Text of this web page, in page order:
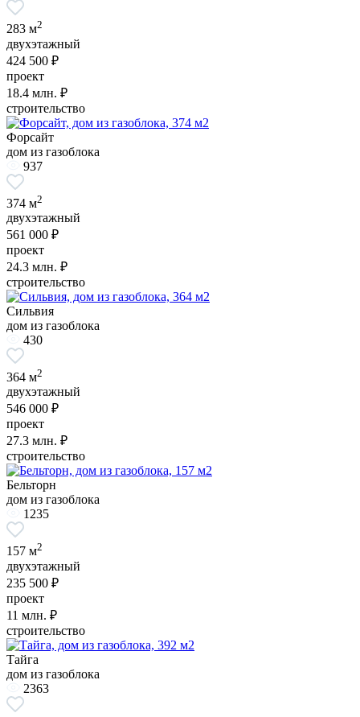
283 м2
двухэтажный
424 500 ₽
проект
18.4 млн. ₽
строительство
Форсайт
дом из газоблока
937
374 м2
двухэтажный
561 000 ₽
проект
24.3 млн. ₽
строительство
Сильвия
дом из газоблока
430
364 м2
двухэтажный
546 000 ₽
проект
27.3 млн. ₽
строительство
Бельторн
дом из газоблока
1235
157 м2
двухэтажный
235 500 ₽
проект
11 млн. ₽
строительство
Тайга
дом из газоблока
2363